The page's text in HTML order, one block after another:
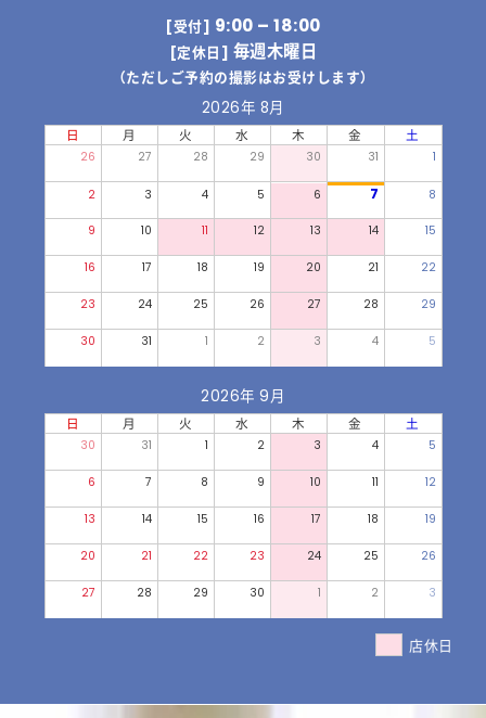
[受付] 9:00 – 18:00
[定休日] 毎週木曜日
（ただしご予約の撮影はお受けします）
2026年 8月
日 月 火 水 木 金 土
26 27 28 29 30 31 1
2 3 4 5 6 7 8
9 10 11 12 13 14 15
16 17 18 19 20 21 22
23 24 25 26 27 28 29
30 31 1 2 3 4 5
2026年 9月
日 月 火 水 木 金 土
30 31 1 2 3 4 5
6 7 8 9 10 11 12
13 14 15 16 17 18 19
20 21 22 23 24 25 26
27 28 29 30 1 2 3
店休日